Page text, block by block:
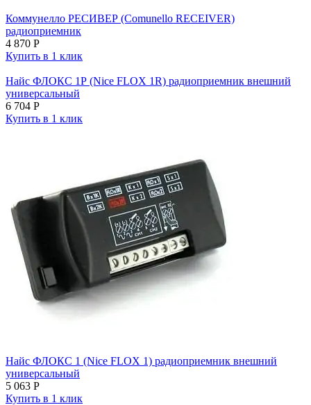
Коммунелло РЕСИВЕР (Comunello RECEIVER)
радиоприемник
4 870 Р
Купить в 1 клик
Найс ФЛОКС 1Р (Nice FLOX 1R) радиоприемник внешний
универсальный
6 704 Р
Купить в 1 клик
Найс ФЛОКС 1 (Nice FLOX 1) радиоприемник внешний
универсальный
5 063 Р
Купить в 1 клик